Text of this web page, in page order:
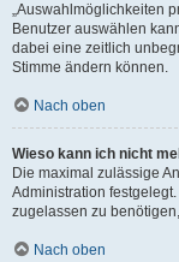
„Auswahlmöglichkeiten
Benutzer auswählen
dabei eine zeitlich
Stimme ändern können.
Nach oben
Wieso kann ich nicht
Die maximal zulässige
Administration
zugelassen zu
Nach oben